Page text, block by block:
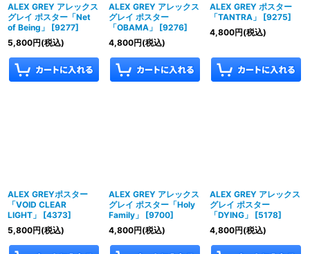
ALEX GREY アレックス
グレイ ポスター「Net
of Being」
[9277]
5,800円(税込)
ALEX GREY アレックス
グレイ ポスター
「OBAMA」
[9276]
4,800円(税込)
ALEX GREY ポスター
「TANTRA」
[9275]
4,800円(税込)
ALEX GREYポスター
「VOID CLEAR
LIGHT」
[4373]
5,800円(税込)
ALEX GREY アレックス
グレイ ポスター「Holy
Family」
[9700]
4,800円(税込)
ALEX GREY アレックス
グレイ ポスター
「DYING」
[5178]
4,800円(税込)